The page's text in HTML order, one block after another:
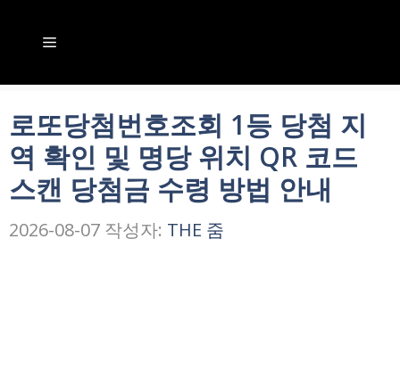
건
너
뛰
기
메
뉴
로또당첨번호조회 1등 당첨 지
역 확인 및 명당 위치 QR 코드
스캔 당첨금 수령 방법 안내
2026-08-07 작성자: THE 줌